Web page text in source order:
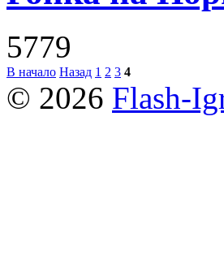
5779
В начало Назад 1 2 3 4
© 2026 Flash-